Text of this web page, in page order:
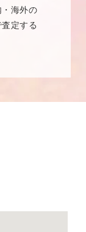
海外の
定する